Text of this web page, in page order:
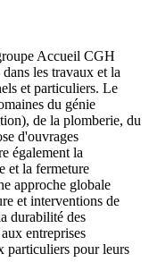
Accueil CGH
les travaux et la
et particuliers. Le
du génie
de la plomberie, du
d'ouvrages
également la
et la fermeture
approche globale
et interventions de
durabilité des
entreprises
particuliers pour leurs